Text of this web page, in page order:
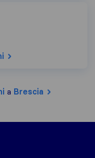
a Brescia